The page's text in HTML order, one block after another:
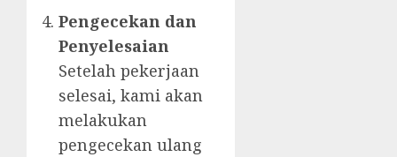
Pengecekan dan
Penyelesaian
Setelah pekerjaan
selesai, kami akan
melakukan
pengecekan ulang